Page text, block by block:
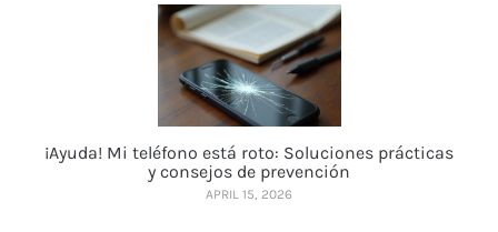
¡Ayuda! Mi teléfono está roto: Soluciones prácticas
y consejos de prevención
APRIL 15, 2026